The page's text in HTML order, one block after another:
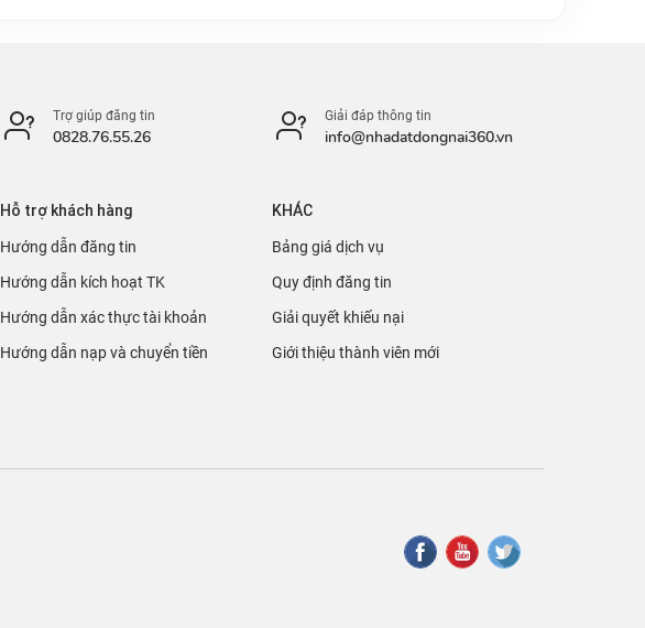
Trợ giúp đăng tin
0828.76.55.26
Giải đáp thông tin
info@nhadatdongnai360.vn
Hỗ trợ khách hàng
Hướng dẫn đăng tin
Hướng dẫn kích hoạt TK
Hướng dẫn xác thực tài khoản
Hướng dẫn nạp và chuyển tiền
KHÁC
Bảng giá dịch vụ
Quy định đăng tin
Giải quyết khiếu nại
Giới thiệu thành viên mới